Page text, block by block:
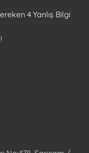
4 Yanlış Bilgi